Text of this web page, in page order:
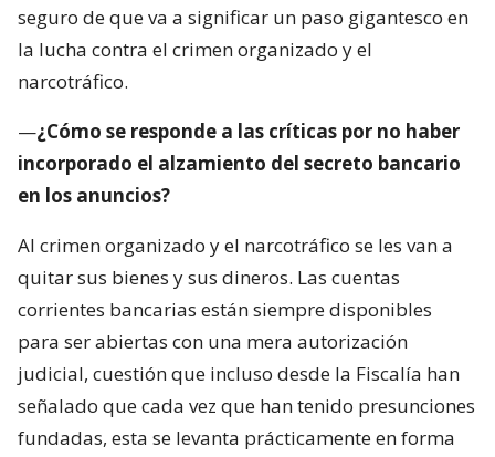
seguro de que va a significar un paso gigantesco en
la lucha contra el crimen organizado y el
narcotráfico.
—¿Cómo se responde a las críticas por no haber
incorporado el alzamiento del secreto bancario
en los anuncios?
Al crimen organizado y el narcotráfico se les van a
quitar sus bienes y sus dineros. Las cuentas
corrientes bancarias están siempre disponibles
para ser abiertas con una mera autorización
judicial, cuestión que incluso desde la Fiscalía han
señalado que cada vez que han tenido presunciones
fundadas, esta se levanta prácticamente en forma